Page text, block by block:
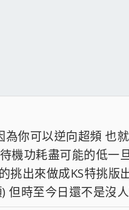
你可以逆向超頻 也
機功耗盡可能的低一
挑出來做成KS特挑
時至今日還不是沒